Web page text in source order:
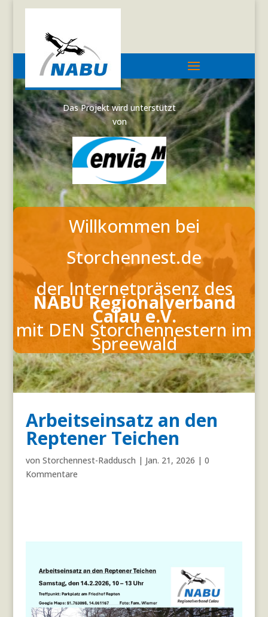
Das Projekt wird unterstützt
von
Willkommen bei
Storchennest.de
der Internetpräsenz des
NABU Regionalverband
Calau e.V.
mit DEN Storchennestern im
Spreewald
Arbeitseinsatz an den
Reptener Teichen
von Storchennest-Raddusch | Jan. 21, 2026 | 0
Kommentare